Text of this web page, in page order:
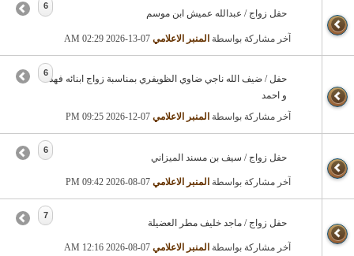
حفل زواج / عبدالله عميش ابن موسم
آخر مشاركة بواسطة المنبر الاعلامي 02:29 AM
6
حفل / ضيف الله ناجي ضاوي الظويفري بمناسبة زواج ابنائه فهد
و احمد
آخر مشاركة بواسطة المنبر الاعلامي 09:25 PM
6
حفل زواج / سيف بن مسند الميزاني
آخر مشاركة بواسطة المنبر الاعلامي 09:42 PM
6
حفل زواج / ماجد خليف مطر العضيلة
آخر مشاركة بواسطة المنبر الاعلامي 12:16 AM
7